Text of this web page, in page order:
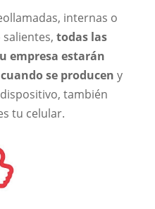
internas o
salientes,todas las
empresa estarán
se producen y
también
tu celular.